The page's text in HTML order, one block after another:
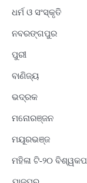
ଧର୍ମ ଓ ସଂସ୍କୃତି
ନବରଙ୍ଗପୁର
ପୁରୀ
ବାଣିଜ୍ୟ
ଭଦ୍ରକ
ମନୋରଞ୍ଜନ
ମୟୂରଭଞ୍ଜ
ମହିଳା ଟି-୨୦ ବିଶ୍ୱକପ